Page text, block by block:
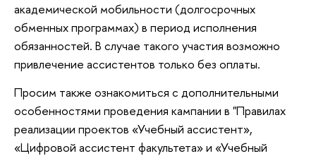
академической мобильности (долгосрочных
обменных программах) в период исполнения
обязанностей. В случае такого участия возможно
привлечение ассистентов только без оплаты.
Просим также ознакомиться с дополнительными
особенностями проведения кампании в "Правилах
реализации проектов «Учебный ассистент»,
«Цифровой ассистент факультета» и «Учебный